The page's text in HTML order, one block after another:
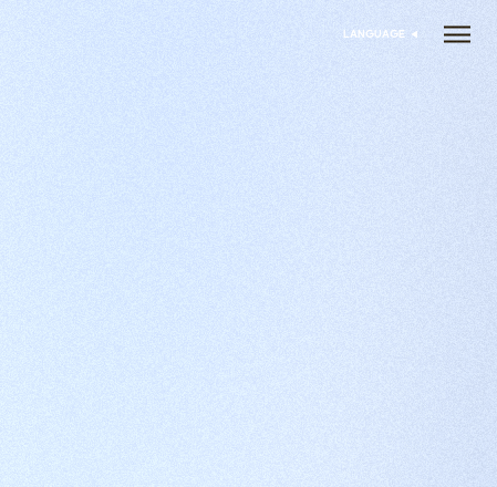
בחר שפה
LANGUAGE